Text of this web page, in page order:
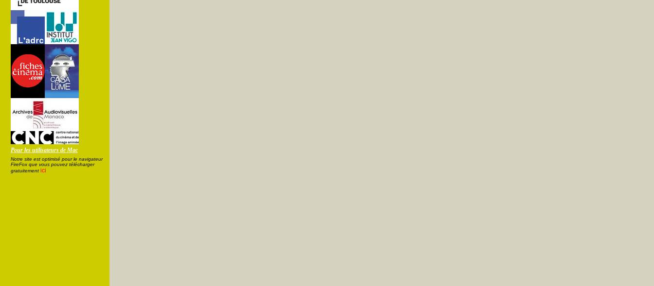
Pour les utilisateurs de Mac
Notre site est optimisé pour le navigateur
FireFox que vous pouvez télécharger
gratuitement ici